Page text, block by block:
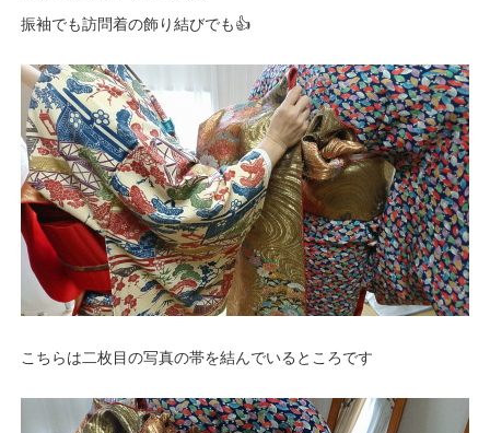
振袖でも訪問着の飾り結びでも👍
こちらは二枚目の写真の帯を結んでいるところです